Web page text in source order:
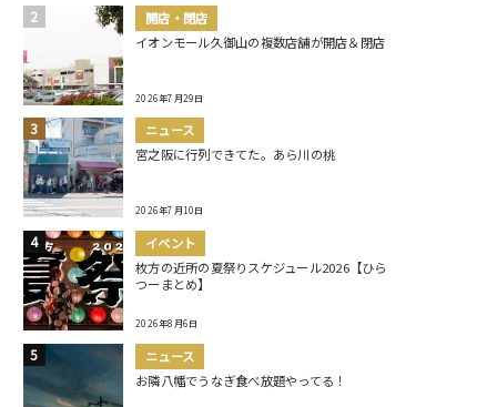
開店・閉店
イオンモール久御山の複数店舗が開店＆閉店
2026年7月29日
ニュース
宮之阪に行列できてた。あら川の桃
2026年7月10日
イベント
枚方の近所の夏祭りスケジュール2026【ひら
つーまとめ】
2026年8月6日
ニュース
お隣八幡でうなぎ食べ放題やってる！